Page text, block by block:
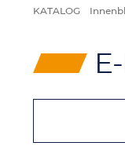
KATALOG
⸠